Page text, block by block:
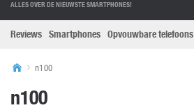
ALLES OVER DE NIEUWSTE SMARTPHONES!
Reviews Smartphones Opvouwbare telefoons
n100
n100